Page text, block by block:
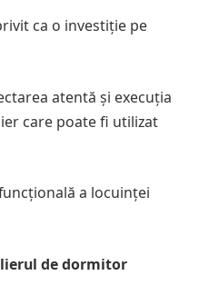
ca o investiție pe
atentă și execuția
care poate fi utilizat
a locuinței
de dormitor